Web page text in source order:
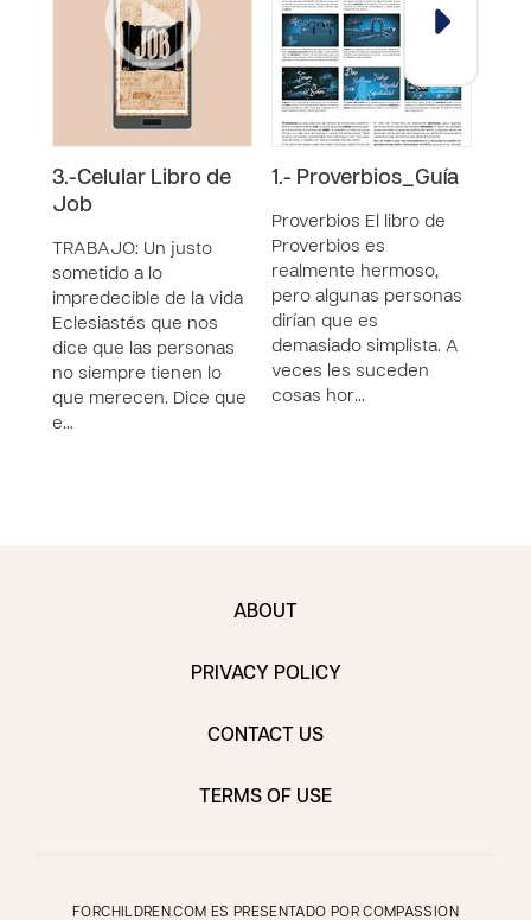
3.-Celular Libro de
Job
TRABAJO: Un justo
sometido a lo
impredecible de la vida
Eclesiastés que nos
dice que las personas
no siempre tienen lo
que merecen. Dice que
e…
1.- Proverbios_Guía
Proverbios El libro de
Proverbios es
realmente hermoso,
pero algunas personas
dirían que es
demasiado simplista. A
veces les suceden
cosas hor…
ABOUT
PRIVACY POLICY
CONTACT US
TERMS OF USE
FORCHILDREN.COM ES PRESENTADO POR COMPASSION